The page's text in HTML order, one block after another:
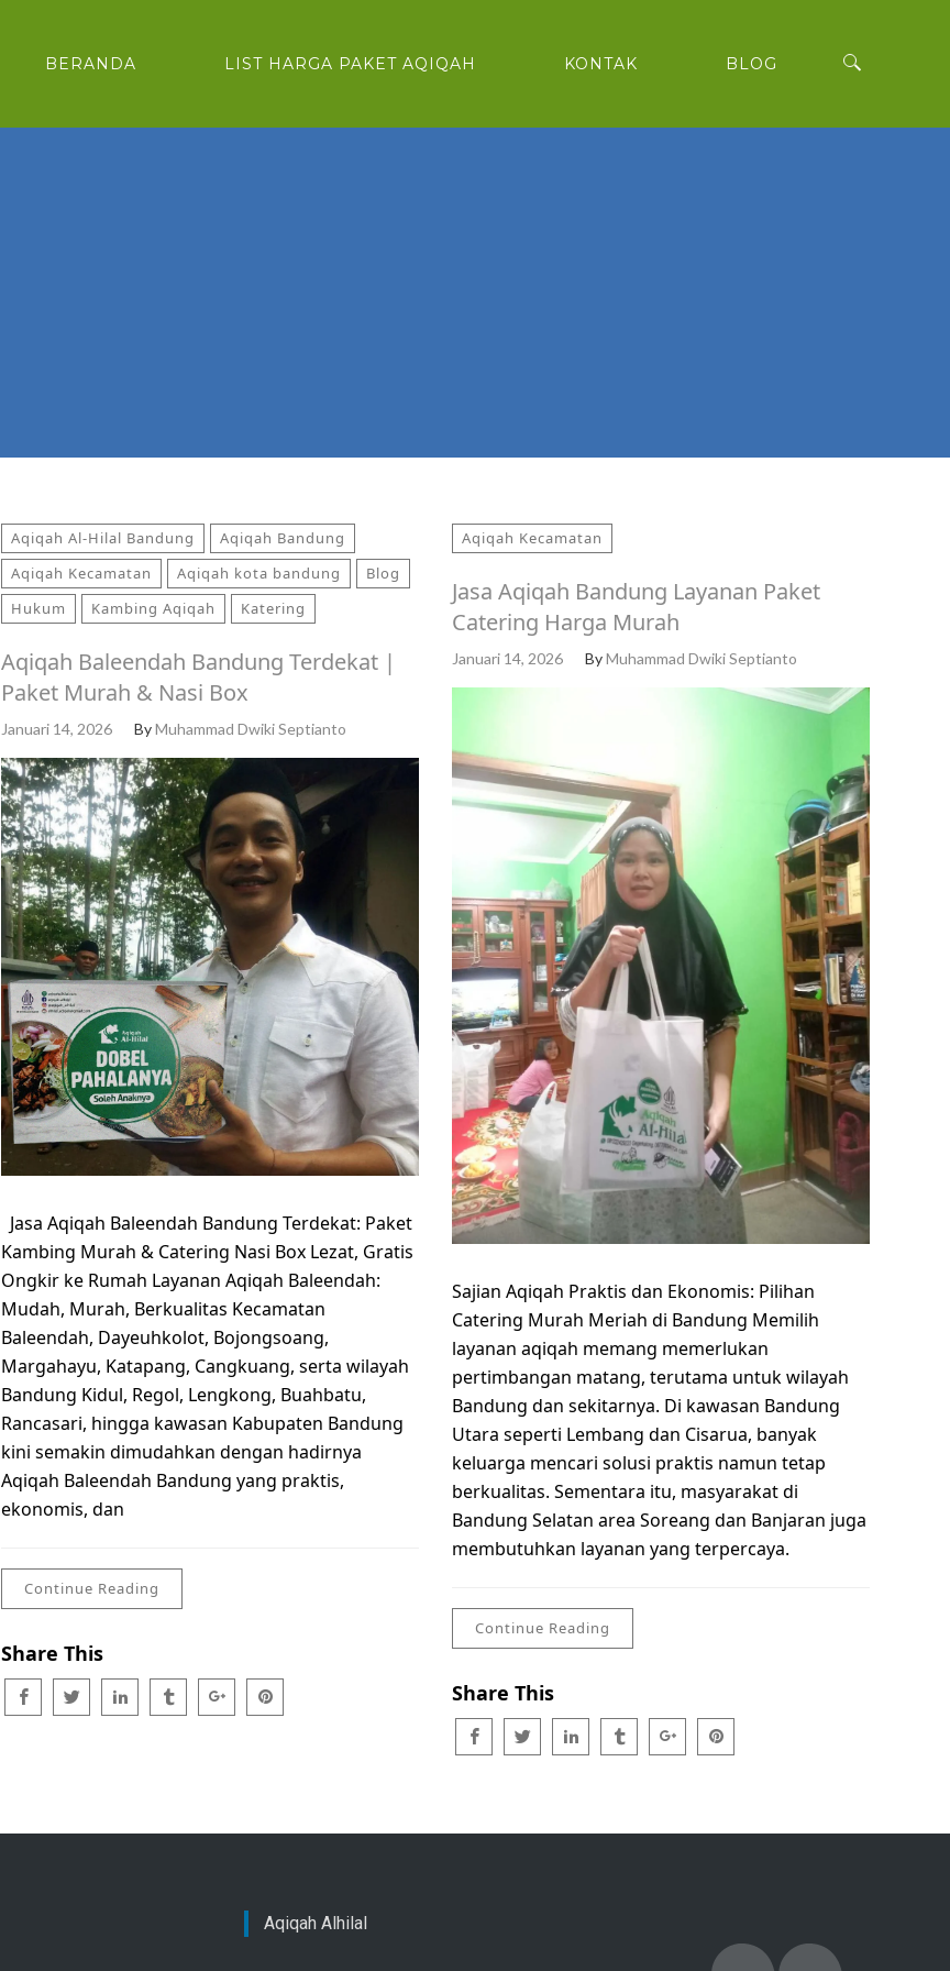
BERANDA LIST HARGA PAKET AQIQAH KONTAK BLOG
Aqiqah Al-Hilal Bandung
Aqiqah Bandung
Aqiqah Kecamatan
Aqiqah kota bandung
Blog
Hukum
Kambing Aqiqah Katering
Aqiqah Baleendah Bandung Terdekat |
Paket Murah & Nasi Box
Januari 14, 2026 ByMuhammad Dwiki Septianto
Jasa Aqiqah Baleendah Bandung Terdekat: Paket
Kambing Murah & Catering Nasi Box Lezat, Gratis
Ongkir ke Rumah Layanan Aqiqah Baleendah:
Mudah, Murah, Berkualitas Kecamatan
Baleendah, Dayeuhkolot, Bojongsoang,
Margahayu, Katapang, Cangkuang, serta wilayah
Bandung Kidul, Regol, Lengkong, Buahbatu,
Rancasari, hingga kawasan Kabupaten Bandung
kini semakin dimudahkan dengan hadirnya
Aqiqah Baleendah Bandung yang praktis,
ekonomis, dan
Continue Reading
Share This
Aqiqah Kecamatan
Jasa Aqiqah Bandung Layanan Paket
Catering Harga Murah
Januari 14, 2026 ByMuhammad Dwiki Septianto
Sajian Aqiqah Praktis dan Ekonomis: Pilihan
Catering Murah Meriah di Bandung Memilih
layanan aqiqah memang memerlukan
pertimbangan matang, terutama untuk wilayah
Bandung dan sekitarnya. Di kawasan Bandung
Utara seperti Lembang dan Cisarua, banyak
keluarga mencari solusi praktis namun tetap
berkualitas. Sementara itu, masyarakat di
Bandung Selatan area Soreang dan Banjaran juga
membutuhkan layanan yang terpercaya.
Continue Reading
Share This
Aqiqah Alhilal